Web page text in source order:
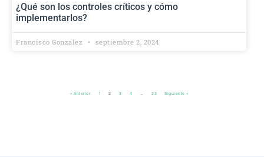
¿Qué son los controles críticos y cómo
implementarlos?
Francisco Gonzalez septiembre 2, 2024
« Anterior 1 2 3 4 … 23 Siguiente »